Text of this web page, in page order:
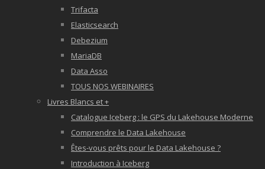
Trifacta
Elasticsearch
Debezium
MariaDB
Data Asso
TOUS NOS WEBINAIRES
Livres Blancs et +
Catalogue Iceberg : le GPS du Lakehouse Moderne
Comprendre le Data Lakehouse
Êtes-vous prêts pour le Data Lakehouse ?
Introduction à Iceberg